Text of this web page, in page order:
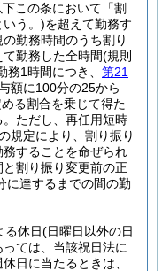
この条において「割
いう。)を超えて勤務す
勤務時間のうち割り
勤務した全時間(規則
務1時間につき、 第21
額に100分の25から
る割合を乗じて得た
ただし、再任用短時
規定により、割り振り
することを命ぜられ
割り振り変更前の正
に達するまでの間の勤
る休日(日曜日以外の日
ては、当該祝日法に
日に当たるときは、